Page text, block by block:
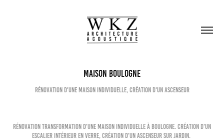
Maison Boulogne
Rénovation d'une maison individuelle, création d'un ascenseur
rénovation transformation d'une maison individuelle à boulogne. création d'un
escalier intérieur en verre, création d'un ascenseur sur jardin.